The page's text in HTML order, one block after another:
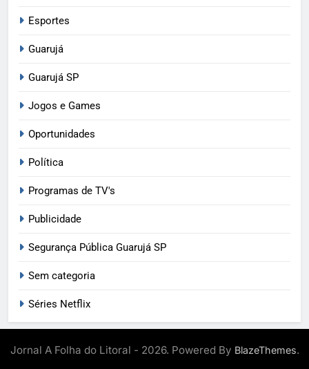
Esportes
Guarujá
Guarujá SP
Jogos e Games
Oportunidades
Política
Programas de TV's
Publicidade
Segurança Pública Guarujá SP
Sem categoria
Séries Netflix
Jornal A Folha do Litoral - 2026. Powered By BlazeThemes.